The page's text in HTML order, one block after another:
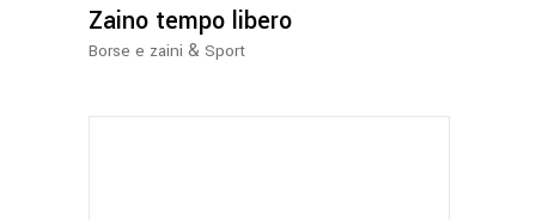
possono
Zaino tempo libero
Borse e zaini & Sport